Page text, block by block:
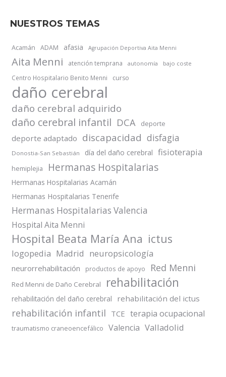
NUESTROS TEMAS
Acamán ADAM afasia Agrupación Deportiva Aita Menni
Aita Menni atención temprana autonomía bajo coste
Centro Hospitalario Benito Menni curso
daño cerebral
daño cerebral adquirido
daño cerebral infantil DCA deporte
deporte adaptado discapacidad disfagia
Donostia-San Sebastián día del daño cerebral fisioterapia
hemiplejia Hermanas Hospitalarias
Hermanas Hospitalarias Acamán
Hermanas Hospitalarias Tenerife
Hermanas Hospitalarias Valencia
Hospital Aita Menni
Hospital Beata María Ana ictus
logopedia Madrid neuropsicología
neurorrehabilitación productos de apoyo Red Menni
Red Menni de Daño Cerebral rehabilitación
rehabilitación del daño cerebral rehabilitación del ictus
rehabilitación infantil TCE terapia ocupacional
traumatismo craneoencefálico Valencia Valladolid